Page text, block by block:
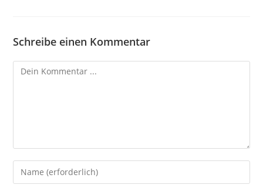
Schreibe einen Kommentar